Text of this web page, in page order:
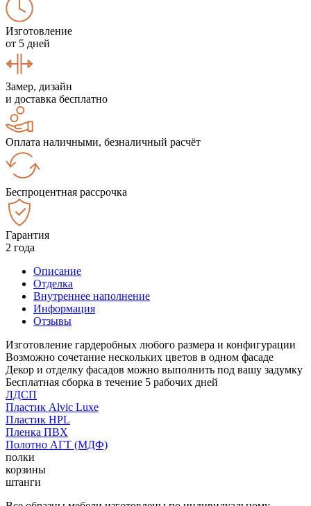
Изготовление
от 5 дней
Замер, дизайн
и доставка бесплатно
Оплата наличными, безналичный расчёт
Беспроцентная рассрочка
Гарантия
2 года
Описание
Отделка
Внутреннее наполнение
Информация
Отзывы
Изготовление гардеробных любого размера и конфигурации
Возможно сочетание нескольких цветов в одном фасаде
Декор и отделку фасадов можно выполнить под вашу задумку
Бесплатная сборка в течение 5 рабочих дней
ЛДСП
Пластик Alvic Luxe
Пластик HPL
Пленка ПВХ
Полотно АГТ (МДФ)
полки
корзины
штанги